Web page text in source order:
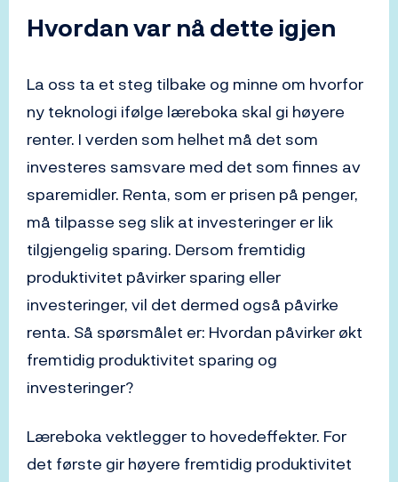
Hvordan var nå dette igjen
La oss ta et steg tilbake og minne om hvorfor
ny teknologi ifølge læreboka skal gi høyere
renter. I verden som helhet må det som
investeres samsvare med det som finnes av
sparemidler. Renta, som er prisen på penger,
må tilpasse seg slik at investeringer er lik
tilgjengelig sparing. Dersom fremtidig
produktivitet påvirker sparing eller
investeringer, vil det dermed også påvirke
renta. Så spørsmålet er: Hvordan påvirker økt
fremtidig produktivitet sparing og
investeringer?
Læreboka vektlegger to hovedeffekter. For
det første gir høyere fremtidig produktivitet